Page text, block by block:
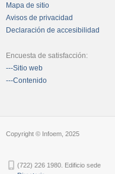
Mapa de sitio
Avisos de privacidad
Declaración de accesibilidad
Encuesta de satisfacción:
---Sitio web
---Contenido
Copyright © Infoem, 2025
(722) 226 1980. Edificio sede